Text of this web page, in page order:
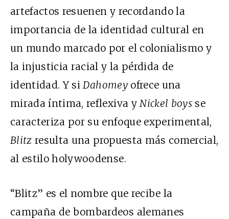
artefactos resuenen y recordando la
importancia de la identidad cultural en
un mundo marcado por el colonialismo y
la injusticia racial y la pérdida de
identidad. Y siDahomeyofrece una
mirada íntima, reflexiva yNickel boys se
caracteriza por su enfoque experimental,
Blitz resulta una propuesta más comercial,
al estilo holywoodense.
“Blitz” es el nombre que recibe la
campaña de bombardeos alemanes